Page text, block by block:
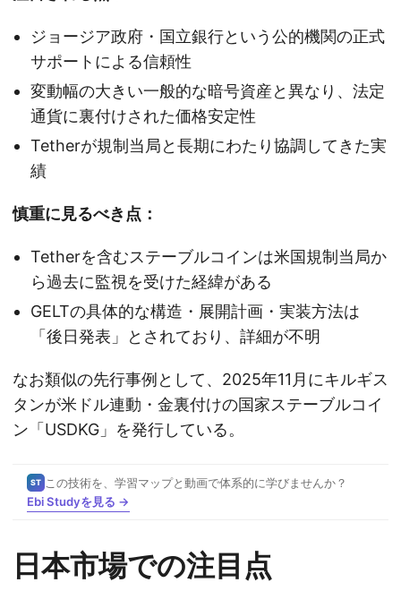
ジョージア政府・国立銀行という公的機関の正式
サポートによる信頼性
変動幅の大きい一般的な暗号資産と異なり、法定
通貨に裏付けされた価格安定性
Tetherが規制当局と長期にわたり協調してきた実
績
慎重に見るべき点：
Tetherを含むステーブルコインは米国規制当局か
ら過去に監視を受けた経緯がある
GELTの具体的な構造・展開計画・実装方法は
「後日発表」とされており、詳細が不明
なお類似の先行事例として、2025年11月にキルギス
タンが米ドル連動・金裏付けの国家ステーブルコイ
ン「USDKG」を発行している。
ST
この技術を、学習マップと動画で体系的に学びませんか？
Ebi Studyを見る →
日本市場での注目点